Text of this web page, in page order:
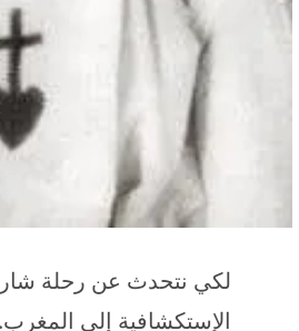
لكي نتحدث عن رحلة
الإستكشافية إلى